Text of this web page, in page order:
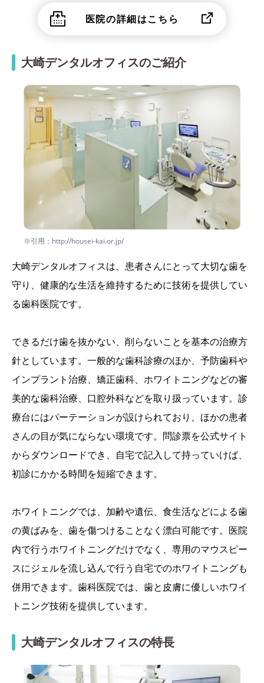
医院の詳細はこちら
大崎デンタルオフィスのご紹介
※引用：http://housei-kai.or.jp/
大崎デンタルオフィスは、患者さんにとって大切な歯を
守り、健康的な生活を維持するために技術を提供してい
る歯科医院です。
できるだけ歯を抜かない、削らないことを基本の治療方
針としています。一般的な歯科診療のほか、予防歯科や
インプラント治療、矯正歯科、ホワイトニングなどの審
美的な歯科治療、口腔外科などを取り扱っています。診
療台にはパーテーションが設けられており、ほかの患者
さんの目が気にならない環境です。問診票を公式サイト
からダウンロードでき、自宅で記入して持っていけば、
初診にかかる時間を短縮できます。
ホワイトニングでは、加齢や遺伝、食生活などによる歯
の黄ばみを、歯を傷つけることなく漂白可能です。医院
内で行うホワイトニングだけでなく、専用のマウスピー
スにジェルを流し込んで行う自宅でのホワイトニングも
併用できます。歯科医院では、歯と皮膚に優しいホワイ
トニング技術を提供しています。
大崎デンタルオフィスの特長